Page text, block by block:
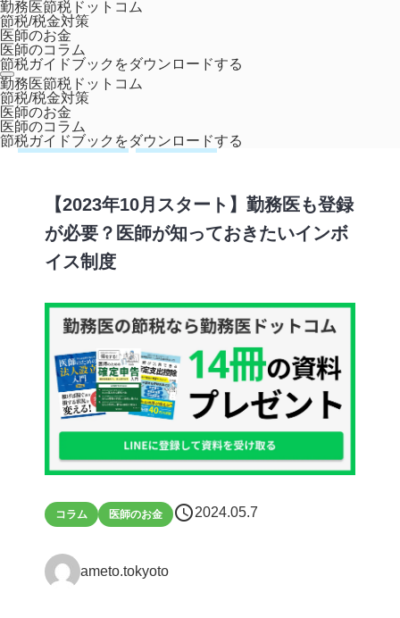
勤務医節税ドットコム
節税/税金対策
医師のお金
医師のコラム
節税ガイドブックをダウンロードする
勤務医節税ドットコム
節税/税金対策
医師のお金
医師のコラム
節税ガイドブックをダウンロードする
ホーム コラム, 医師のお金
必要？医師が知っておきたいインボイス制度
インボイス制度 , 確定申告
【2023年10月スタート】勤務医も登録
が必要？医師が知っておきたいインボ
イス制度
コラム 医師のお金 schedule2024.05.7
ameto.tokyoto